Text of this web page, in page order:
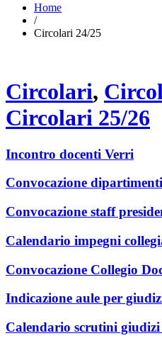
Home
/
Circolari 24/25
Circolari,
Circolari 25/26
Incontro docenti Verri
Convocazione
Convocazione staff
Calendario impegni
Convocazione Collegio
Indicazione aule per
Calendario scrutini giudizi